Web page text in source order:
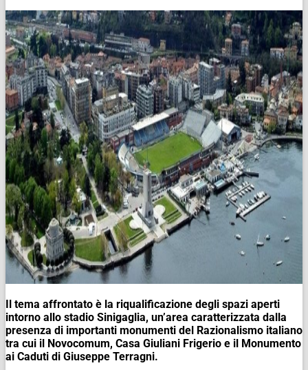
Il tema affrontato è la riqualificazione degli spazi aperti
intorno allo stadio Sinigaglia, un’area caratterizzata dalla
presenza di importanti monumenti del Razionalismo italiano
tra cui il Novocomum, Casa Giuliani Frigerio e il Monumento
ai Caduti di Giuseppe Terragni.